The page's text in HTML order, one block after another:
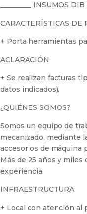
_________ INSUMOS
CARACTERÍSTICAS DE
+ Porta herramientas
ACLARACIÓN
+ Se realizan facturas
datos indicados).
¿QUIÉNES SOMOS?
Somos un equipo de
mecanizado, mediante
accesorios de máquina
Más de 25 años y
experiencia.
INFRAESTRUCTURA
+ Local con atención al